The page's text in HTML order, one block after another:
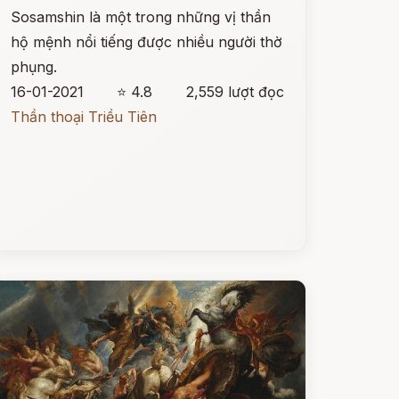
Sosamshin là một trong những vị thần
hộ mệnh nổi tiếng được nhiều người thờ
phụng.
16-01-2021
⭐ 4.8
2,559 lượt đọc
Thần thoại Triều Tiên